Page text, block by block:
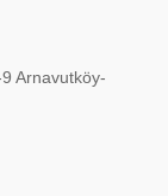
Arnavutköy-